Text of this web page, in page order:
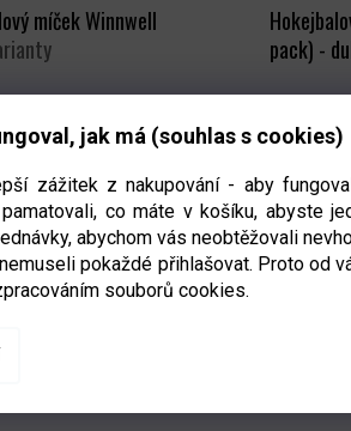
jak má (souhlas s cookies)
zážitek z nakupování - aby
co máte v košíku, abyste
abychom vás neobtěžovali
pokaždé přihlašovat. Proto od
souborů cookies.
míček Winnwell
pack) -
459 Kč